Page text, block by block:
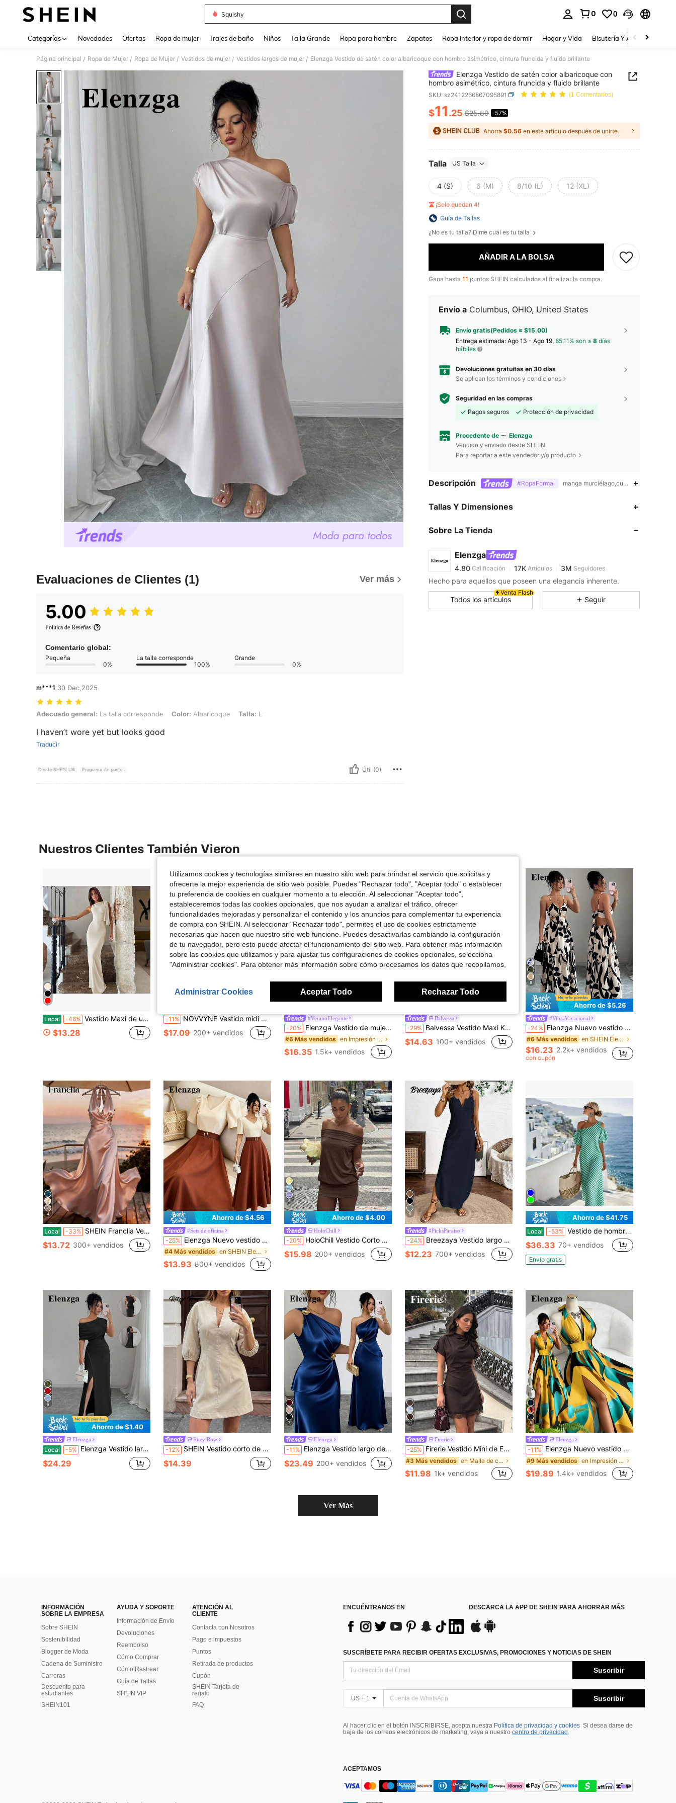
Squishy
0 0
Categorías Novedades Ofertas Ropa de mujer Trajes de baño Niños Talla Grande Ropa para hombre Zapatos Ropa interior y ropa de dormir Hogar y Vida Bisutería Y Accesorios
Página principal / Ropa de Mujer / Ropa de Mujer / Vestidos de mujer / Vestidos largos de mujer / Elenzga Vestido de satén color albaricoque con hombro asimétrico, cintura fruncida y fluido brillante
Evaluaciones de Clientes (1) Ver más
5.00
Política de Reseñas
Comentario global:
Pequeña
0%
La talla corresponde
100%
Grande
0%
m***1 30 Dec,2025
Adecuado general: La talla corresponde, Color: Albaricoque, Talla: L
Adecuado general: La talla corresponde Color: Albaricoque Talla: L
I haven’t wore yet but looks good
Traducir
Desde SHEIN US Programa de puntos Útil (0)
Elenzga Vestido de satén color albaricoque con
hombro asimétrico, cintura fruncida y fluido brillante
SKU: sz2412266867095891 (1 Comentarios)
PRICE AND AVAILABILITY
$11.25 $25.89 -57%
Ahorra $0.56 en este artículo después de unirte.
Talla US Talla
4 (S) 6 (M) 8/10 (L) 12 (XL)
¡Solo quedan 4!
Guía de Tallas
¿No es tu talla? Dime cuál es tu talla
AÑADIR A LA BOLSA
Gana hasta 11 puntos SHEIN calculados al finalizar la compra.
Envío a Columbus, OHIO, United States
Envío gratis(Pedidos ≥ $15.00)
Entrega estimada: Ago 13 - Ago 19, 85.11% son ≤ 8 días
hábiles
Devoluciones gratuitas en 30 días
Se aplican los términos y condiciones
Seguridad en las compras
Pagos seguros
Protección de privacidad
Procedente de Elenzga
Vendido y enviado desde SHEIN.
Para reportar a este vendedor y/o producto
Descripción #RopaFormal manga murciélago,cuello
Tallas Y Dimensiones
Sobre La Tienda
Elenzga
4.80
4.80
4.80 Calificación 17K Artículos 3M Seguidores
4.80 17K
Hecho para aquellos que poseen una elegancia inherente.
Venta Flash
Todos los artículos Seguir
Nuestros Clientes También Vieron
Local -46% Vestido Maxi de un Hombro con Banda de Verano 2026 Elegante de Moda para Mujer
$13.28
-11% NOVVYNE Vestido midi plisado de unicolor sin mangas con dobladillo asimétrico, elegante para el verano
$17.09 200+ vendidos
#VeranoElegante
-20% Elenzga Vestido de mujer con estampado minimalista, hombro asimétrico y talle fruncido
#6 Más vendidos en Impresión por todas partes Vestidos Maxi De Muj
$16.35 1.5k+ vendidos
Balvessa
-29% Balvessa Vestido Maxi Kaftan de Mujer con Textura de Lino Falso Beige, Cuello Alto, Manga Media con Detalle de Botones, Vestido Túnica Suelto y Suave, Vestido Casual para Playa y Vacaciones
$14.63 100+ vendidos
8
Ahorro de $5.26
#VibraVacacional
-24% Elenzga Nuevo vestido de verano para mujer con tirantes finos, cintura ceñida y estampado floral (estampado floral aleatorio)
#6 Más vendidos en SHEIN Elenzya Vestidos De Mujer
$16.23 2.2k+ vendidos
con cupón
4
Local -33% SHEIN Franclia Vestido de satén elegante con cuello drapeado en color albaricoque para mujer, vestido con cuello drapeado sexy, blusa casual para ir y venir, vestido de fiesta con flujo elegante, silueta de ajuste relajado que acomoda, equilibrando comodidad y elegancia, una sola prenda, estilos versátiles. Desde la oficina hasta la cita nocturna, desde las calles de la ciudad hasta los viajes de vacaciones, versátil, ir y venir, diario, reunión, negociación de negocios, oficina, cita, gala, ceremonia de graduación, ropa de trabajo de maestro urbano, atuendo de Navidad y Año Nuevo, reunión casual, atuendo de viaje, capaz, elegante, minimalista
$13.72 300+ vendidos
Ahorro de $4.56
#Sets de oficina
-25% Elenzga Nuevo vestido midi elegante y casual para mujer con cuello en V, mangas con volantes, hebilla decorativa y cintura ceñida, para primavera/verano
#4 Más vendidos en SHEIN Elenzya Vestidos De Mujer
$13.93 800+ vendidos
8
Ahorro de $4.00
HoloChill
-20% HoloChill Vestido Corto Casual de unicolor con Hombros Descubiertos para Mujeres Jóvenes Influencers, Vestido de Punto de Alta Elasticidad Casual de Verano 2026 Nuevo, Vestido de Otoño, Regreso a la Escuela, Baile de Graduación, Otoño/Invierno
$15.98 200+ vendidos
9
#PicksParaiso
-24% Breezaya Vestido largo de tirantes de mujer con rayas verticales multicolor
$12.23 700+ vendidos
Ahorro de $41.75
Local -53% Vestido de hombros descubiertos a rayas para primavera y verano, vestido de playa elegante y casual
$36.33 70+ vendidos
Envío gratis
6
Ahorro de $1.40
Elenzga
Local -5% Elenzga Vestido largo de unicolor con abertura lateral, cintura recogida, hombros oblicuos y sin mangas, elegante, cómodo y de estilo minimalista para mujer, ideal para vacaciones y uso diario
$24.29
Ritzy Row
-12% SHEIN Vestido corto de mujer de primavera/verano con cuello en V, diseño elegante y casual, cintura ceñida, efecto adelgazante, mangas farol, color liso, vestido de vacaciones para mujer, vestido elegante casual para mujer, vestido color albaricoque para mujer
$14.39
7
Elenzga
-11% Elenzga Vestido largo de mujer de primavera/verano, nuevo estilo elegante de satén con hombro asimétrico, decoración de flor de metal, cintura ceñida, efecto adelgazante, corte sirena
$23.49 200+ vendidos
11
Firerie
-25% Firerie Vestido Mini de Encaje Plisado en Tonos Marrones para Mujer, Estilo Elegante Casual de Negocios, Resort, Otoño, Fiesta, Maestra, Oficina, Elegancia, Vestido de Graduación
#3 Más vendidos en Malla de contraste Vestidos De Mujer
$11.98 1k+ vendidos
8
Elenzga
-11% Elenzga Nuevo vestido maxi elegante, casual y sexy de diseño de alta gama con cuello en V, halter, cintura expuesta, espalda descubierta y corte evasé sin mangas, con estampado floral rojo y verde, vestido de lujo de alta gama para mujer
#9 Más vendidos en Impresión por todas partes Vestidos largos
$19.89 1.4k+ vendidos
Ver Más
INFORMACIÓN
SOBRE LA EMPRESA
Sobre SHEIN
Sostenibilidad
Blogger de Moda
Cadena de Suministro
Carreras
Descuento para
estudiantes
SHEIN101
AYUDA Y SOPORTE
Información de Envío
Devoluciones
Reembolso
Cómo Comprar
Cómo Rastrear
Guía de Tallas
SHEIN VIP
ATENCIÓN AL
CLIENTE
Contacta con Nosotros
Pago e impuestos
Puntos
Retirada de productos
Cupón
SHEIN Tarjeta de
regalo
FAQ
ENCUÉNTRANOS EN DESCARCA LA APP DE SHEIN PARA AHORRAR MÁS
SUSCRÍBETE PARA RECIBIR OFERTAS EXCLUSIVAS, PROMOCIONES Y NOTICIAS DE SHEIN
Suscribir
US + 1 Suscribir
Al hacer clic en el botón INSCRIBIRSE, acepta nuestra Política de privacidad y cookies Si desea darse de
baja de los correos electrónicos de marketing, vaya a nuestro centro de privacidad .
ACEPTAMOS
Utilizamos cookies y tecnologías similares en nuestro sitio web para brindar el servicio que solicitas y
ofrecerte la mejor experiencia de sitio web posible. Puedes "Rechazar todo", "Aceptar todo" o establecer
tu preferencia de cookies en cualquier momento a tu elección. Al seleccionar "Aceptar todo",
estableceremos todas las cookies opcionales, que nos ayudan a analizar el tráfico, ofrecer
funcionalidades mejoradas y personalizar el contenido y los anuncios para complementar tu experiencia
de compra con SHEIN. Al seleccionar "Rechazar todo", permites el uso de cookies estrictamente
necesarias que hacen que nuestro sitio web funcione. Puedes desactivarlas cambiando la configuración
de tu navegador, pero esto puede afectar el funcionamiento del sitio web. Para obtener más información
sobre las cookies que utilizamos y para ajustar tus configuraciones de cookies opcionales, selecciona
"Administrar cookies". Para obtener más información sobre cómo procesamos los datos que recopilamos,
Administrar Cookies Aceptar Todo Rechazar Todo